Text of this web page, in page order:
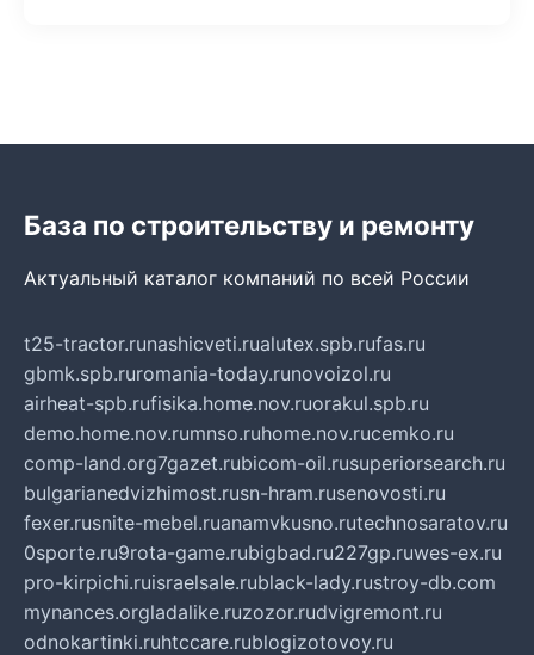
База по строительству и ремонту
Актуальный каталог компаний по всей России
t25-tractor.runashicveti.rualutex.spb.rufas.ru
gbmk.spb.ruromania-today.runovoizol.ru
airheat-spb.rufisika.home.nov.ruorakul.spb.ru
demo.home.nov.rumnso.ruhome.nov.rucemko.ru
comp-land.org7gazet.rubicom-oil.rusuperiorsearch.ru
bulgarianedvizhimost.rusn-hram.rusenovosti.ru
fexer.rusnite-mebel.ruanamvkusno.rutechnosaratov.ru
0sporte.ru9rota-game.rubigbad.ru227gp.ruwes-ex.ru
pro-kirpichi.ruisraelsale.rublack-lady.rustroy-db.com
mynances.orgladalike.ruzozor.rudvigremont.ru
odnokartinki.ruhtccare.rublogizotovoy.ru